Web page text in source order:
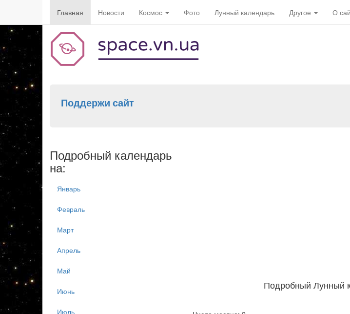
Главная Новости Космос Фото Лунный календарь Другое О
Поддержи сайт
Подробный Лунный
Подробный календарь
на:
Январь
Февраль
Март
Апрель
Май
Июнь
Июль